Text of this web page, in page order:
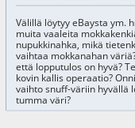
Välillä löytyy eBaysta ym.
muita vaaleita
nupukkinahka, mikä
vaihtaa mokkanahan
että lopputulos on hyvä?
kovin kallis operaatio?
vaihto snuff-väriin hyvällä
tumma väri?